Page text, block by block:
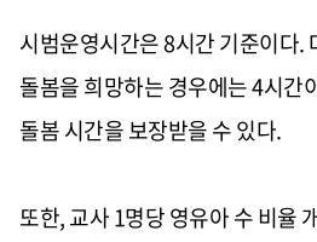
시범운영시간은8시간 기준이다.
돌봄을 희망하는 경우에는4시간
돌봄 시간을 보장받을 수 있다.
또한,교사1명당 영유아 수 비율